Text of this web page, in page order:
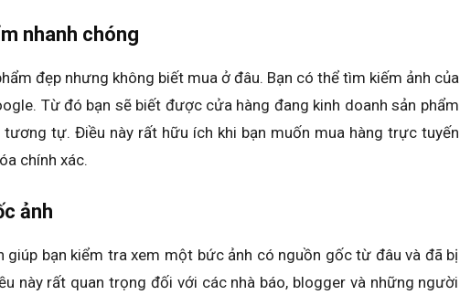
nhanh chóng
đẹp nhưng không biết mua ở đâu. Bạn có thể tìm kiếm ảnh của
Từ đó bạn sẽ biết được cửa hàng đang kinh doanh sản phẩm
tự. Điều này rất hữu ích khi bạn muốn mua hàng trực tuyến
chính xác.
ảnh
giúp bạn kiểm tra xem một bức ảnh có nguồn gốc từ đâu và đã bị
này rất quan trọng đối với các nhà báo, blogger và những người